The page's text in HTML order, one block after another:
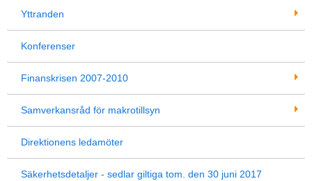
Yttranden
Konferenser
Finanskrisen 2007-2010
Samverkansråd för makrotillsyn
Direktionens ledamöter
Säkerhetsdetaljer - sedlar giltiga tom. den 30 juni 2017